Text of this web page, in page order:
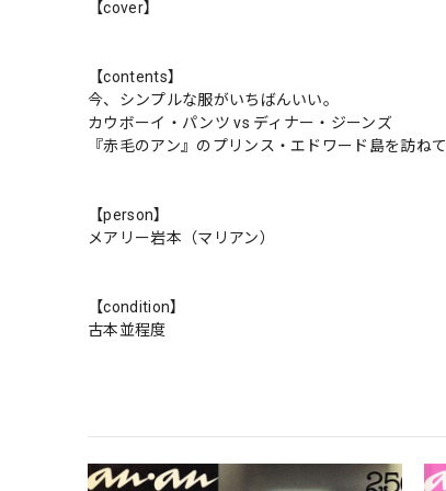
【cover】
【contents】
今、シンプルな服がいちばんいい。
カウボーイ・パンツ vs ディナー・ジーンズ
『赤毛のアン』のプリンス・エドワード島を訪ねて
【person】
メアリー岩本（マリアン）
【condition】
古本並程度